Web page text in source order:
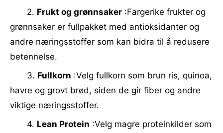
2. Frukt og grønnsaker :Fargerike frukter og
grønnsaker er fullpakket med antioksidanter og
andre næringsstoffer som kan bidra til å redusere
betennelse.
3. Fullkorn :Velg fullkorn som brun ris, quinoa,
havre og grovt brød, siden de gir fiber og andre
viktige næringsstoffer.
4. Lean Protein :Velg magre proteinkilder som